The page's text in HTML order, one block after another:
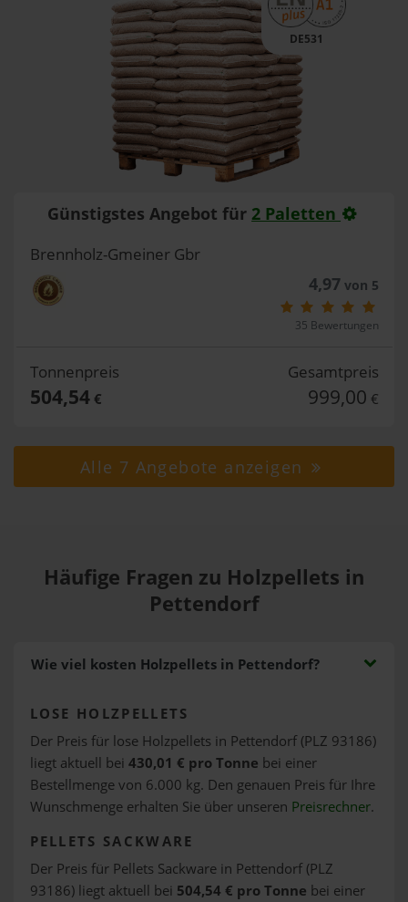
DE531
Günstigstes Angebot für 2 Paletten
Brennholz-Gmeiner Gbr
4,97von 5
35 Bewertungen
Tonnenpreis
504,54€
Gesamtpreis
999,00 €
Alle 7 Angebote anzeigen
Häufige Fragen zu Holzpellets in
Pettendorf
Wie viel kosten Holzpellets in Pettendorf?
LOSE HOLZPELLETS
Der Preis für lose Holzpellets in Pettendorf (PLZ 93186)
liegt aktuell bei 430,01 € pro Tonne bei einer
Bestellmenge von 6.000 kg. Den genauen Preis für Ihre
Wunschmenge erhalten Sie über unseren Preisrechner.
PELLETS SACKWARE
Der Preis für Pellets Sackware in Pettendorf (PLZ
93186) liegt aktuell bei 504,54 € pro Tonne bei einer